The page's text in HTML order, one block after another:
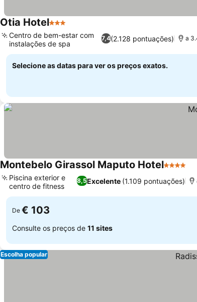
Otia Hotel3 Estrelas
7,4(2.128 pontuações)
Centro de bem-estar com
instalações de spa
a
Selecione as datas para ver os preços exatos.
Montebelo Girassol Maputo Hotel4 Estrelas
8,5Excelente (1.109 pontuações)
Piscina exterior e
centro de fitness
De € 103
Consulte os preços de 11 sites
Escolha popular